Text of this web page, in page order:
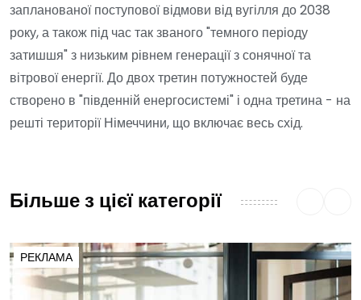
запланованої поступової відмови від вугілля до 2038
року, а також під час так званого "темного періоду
затишшя" з низьким рівнем генерації з сонячної та
вітрової енергії. До двох третин потужностей буде
створено в "південній енергосистемі" і одна третина - на
решті території Німеччини, що включає весь схід.
Більше з цієї категорії
РЕКЛАМА